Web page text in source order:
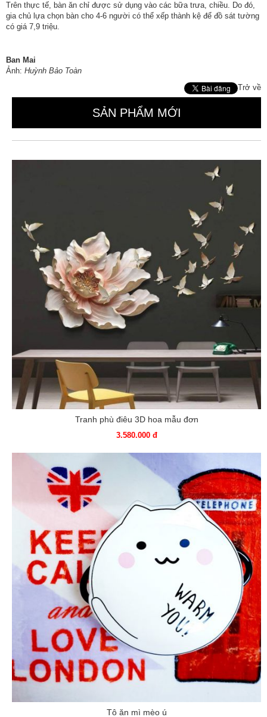
Trên thực tế, bàn ăn chỉ được sử dụng vào các bữa trưa, chiều. Do đó,
gia chủ lựa chọn bàn cho 4-6 người có thể xếp thành kệ để đồ sát tường
có giá 7,9 triệu.
Ban Mai
Ảnh: Huỳnh Bảo Toàn
Trở về
SẢN PHẨM MỚI
Tranh phù điêu 3D hoa mẫu đơn
3.580.000 đ
Tô ăn mì mèo ú